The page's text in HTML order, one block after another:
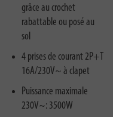
grâce au crochet
rabattable ou posé au
sol
4 prises de courant 2P+T
16A/230V~ à clapet
Puissance maximale
230V~: 3500W